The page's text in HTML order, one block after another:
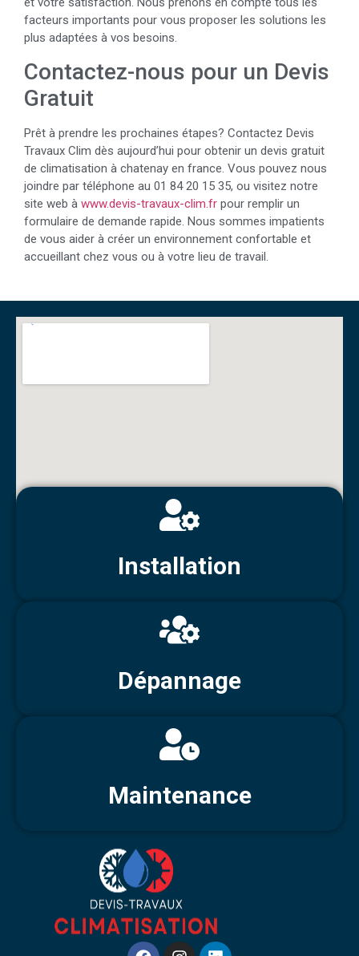
facteurs importants pour vous proposer les solutions les
plus adaptées à vos besoins.
Contactez-nous pour un Devis
Gratuit
Prêt à prendre les prochaines étapes? Contactez Devis
Travaux Clim dès aujourd’hui pour obtenir un devis gratuit
de climatisation à chatenay en france. Vous pouvez nous
joindre par téléphone au 01 84 20 15 35, ou visitez notre
site web à www.devis-travaux-clim.fr pour remplir un
formulaire de demande rapide. Nous sommes impatients
de vous aider à créer un environnement confortable et
accueillant chez vous ou à votre lieu de travail.
Installation
Dépannage
Maintenance